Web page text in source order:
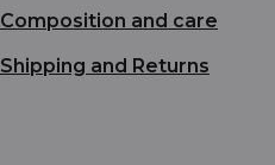
Composition and care
Shipping and Returns